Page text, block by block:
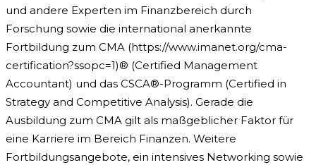
und andere Experten im Finanzbereich durch
Forschung sowie die international anerkannte
Fortbildung zum CMA (https://www.imanet.org/cma-
certification?ssopc=1)® (Certified Management
Accountant) und das CSCA®-Programm (Certified in
Strategy and Competitive Analysis). Gerade die
Ausbildung zum CMA gilt als maßgeblicher Faktor für
eine Karriere im Bereich Finanzen. Weitere
Fortbildungsangebote, ein intensives Networking sowie